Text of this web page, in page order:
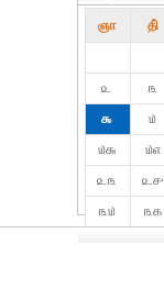
ஞா தி்
௨
௩
௯
௰
௰௬
௰௭
௨௩
௨௪
௩௰
௩௧